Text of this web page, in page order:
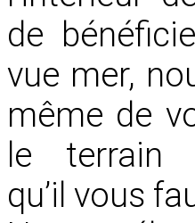
de
vue mer,
même de
le terrain
qu’il vous